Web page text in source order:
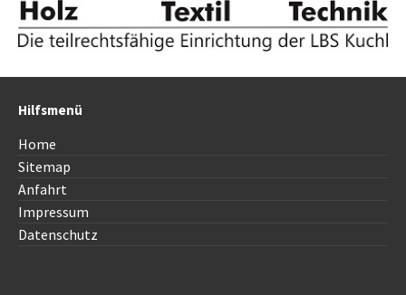
Hilfsmenü
Home
Sitemap
Anfahrt
Impressum
Datenschutz